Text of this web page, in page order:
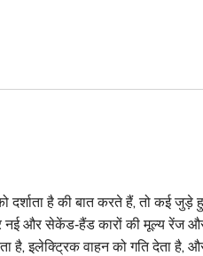
दर्शाता हैकी बात करते हैं, तो कई जुड़े
और सेकेंड‑हैंड कारों की मूल्य रेंज
है,इलेक्ट्रिक वाहनको गति देता है,